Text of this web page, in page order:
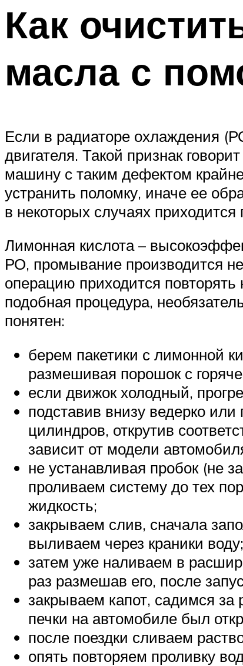
Как
масла с
Если в радиаторе охлаждения
двигателя. Такой признак
машину с таким дефектом
устранить поломку, иначе ее
в некоторых случаях
Лимонная кислота –
РО, промывание производится
операцию приходится повторять
подобная процедура,
понятен:
берем пакетики с лимонной
размешивая порошок с
если движок холодный,
подставив внизу ведерко
цилиндров, открутив
зависит от модели
не устанавливая пробок (не
проливаем систему до тех
жидкость;
закрываем слив, сначала
выливаем через краники воду;
затем уже наливаем в
раз размешав его, после
закрываем капот, садимся
печки на автомобиле был
после поездки сливаем
опять повторяем проливку